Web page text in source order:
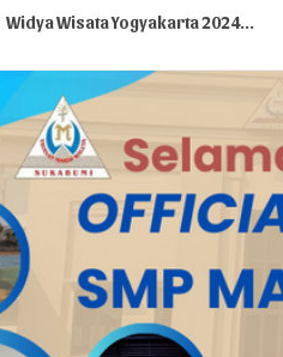
Widya Wisata Yogyakarta 2024...
Bible Camp Kelas VII SMP Mardi
PENERIMAAN PESERTA DIDIK BARU
KEGIATAN PARENTING ORANG TUA
Penerimaan Peserta Didik Baru
Simulasi Pembelajaran Tatap Muka
Masa Pengenalan Lingkungan